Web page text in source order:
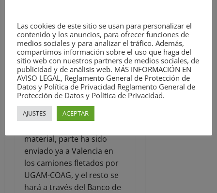
material con destino a los
afectados por la DANA, han
recordado que en
Torrelavega se han
recogido más de 60
toneladas a través de
diferentes colectivos,
ciudadanos y el propio
material, parte ha sido
enviado ya a Valencia en
los camiones fletados por
UGAM-COAG, y el resto se
hará a través del Banco de
Las cookies de este sitio se usan para personalizar el
contenido y los anuncios, para ofrecer funciones de
medios sociales y para analizar el tráfico. Además,
compartimos información sobre el uso que haga del
sitio web con nuestros partners de medios sociales, de
publicidad y de análisis web. MÁS INFORMACIÓN EN
AVISO LEGAL, Reglamento General de Protección de
Datos y Política de Privacidad Reglamento General de
Protección de Datos y Política de Privacidad.
AJUSTES ACEPTAR